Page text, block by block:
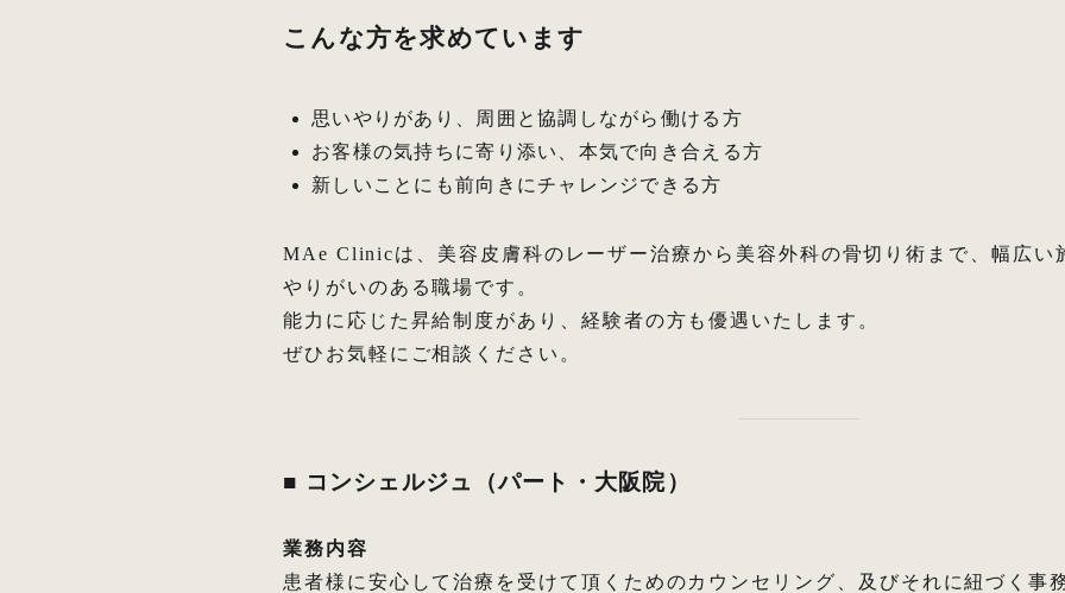
こんな方を求めています
思いやりがあり、周囲と協調しながら働ける方
お客様の気持ちに寄り添い、本気で向き合える方
新しいことにも前向きにチャレンジできる方
MAe Clinicは、美容皮膚科のレーザー治療から美容外科の骨切り術まで、幅広い
やりがいのある職場です。
能力に応じた昇給制度があり、経験者の方も優遇いたします。
ぜひお気軽にご相談ください。
■ コンシェルジュ（パート・大阪院）
業務内容
患者様に安心して治療を受けて頂くためのカウンセリング、及びそれに紐づく事